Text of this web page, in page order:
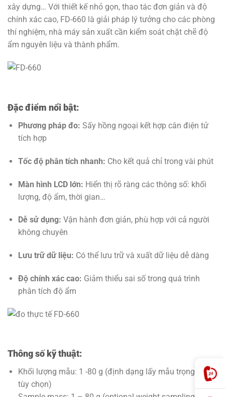
xây dựng… Với thiết kế nhỏ gọn, thao tác đơn giản và độ
chính xác cao, FD-660 là giải pháp lý tưởng cho các phòng
thí nghiệm, nhà máy sản xuất cần kiểm soát chặt chẽ độ
ẩm nguyên liệu và thành phẩm.
Đặc điểm nổi bật:
Phương pháp đo: Sấy hồng ngoại kết hợp cân điện tử
tích hợp
Tốc độ phân tích nhanh: Cho kết quả chỉ trong vài phút
Màn hình LCD lớn: Hiển thị rõ ràng các thông số: khối
lượng, độ ẩm, thời gian…
Dễ sử dụng: Vận hành đơn giản, phù hợp với cả người
không chuyên
Lưu trữ dữ liệu: Có thể lưu trữ và xuất dữ liệu dễ dàng
Độ chính xác cao: Giảm thiểu sai số trong quá trình
phân tích độ ẩm
Thông số kỹ thuật:
Khối lượng mẫu: 1 -80 g (định dạng lấy mẫu trọng lượng
tùy chọn)